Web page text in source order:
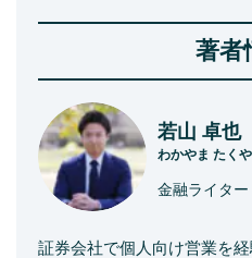
著者
若山 卓也
わかやま たくや
金融ライター
証券会社で個人向け営業を